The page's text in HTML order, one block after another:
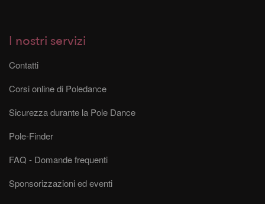
I nostri servizi
Contatti
Corsi online di Poledance
Sicurezza durante la Pole Dance
Pole-Finder
FAQ - Domande frequenti
Sponsorizzazioni ed eventi